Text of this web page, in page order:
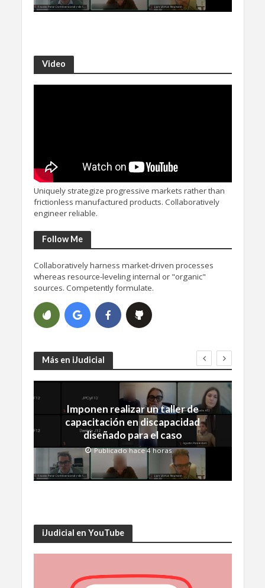
Video
Uniquely strategize progressive markets rather than
frictionless manufactured products. Collaboratively
engineer reliable.
Follow Me
Collaboratively harness market-driven processes
whereas resource-leveling internal or "organic"
sources. Competently formulate.
Más en iJudicial
Imponen realizar un taller de
capacitación en discapacidad
diseñado para el caso
Publicado hace 4 horas
iJudicial en YouTube